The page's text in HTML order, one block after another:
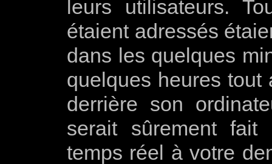
leurs utilisateurs.
étaient adressés
dans les quelques
quelques heures
derrière son
serait sûrement
temps réel à votre